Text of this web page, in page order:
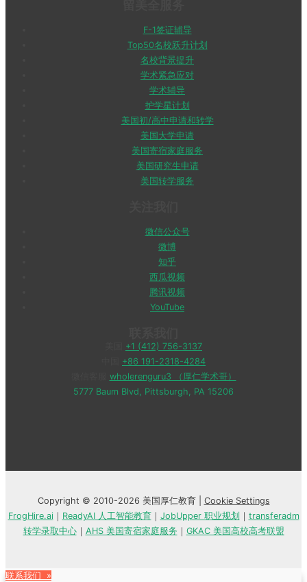
F-1签证辅导
Top50名校跃升计划
名校背景提升
学术紧急应对
学术辅导
护学星计划
美国初/高中申请和转学
美国大学申请
美国寄宿家庭服务
美国研究生申请
美国转学服务
微信公众号
微博
知乎
西瓜视频
腾讯视频
YouTube
+1 (412) 756-3137
+86 191-2318-4284
wholerenguru3 （厚仁学术哥）
5777 Baum Blvd, Pittsburgh, PA 15206
Copyright © 2010-2026 美国厚仁教育 | Cookie Settings
FrogHire.ai｜ ReadyAI 人工智能教育｜ JobUpper 职业规划 ｜ transferadm
转学录取中心｜ AHS 美国寄宿家庭服务 ｜ GKAC 美国高校高考联盟
联系我们 »